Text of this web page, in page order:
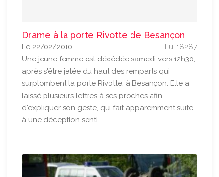
Drame à la porte Rivotte de Besançon
Lu: 18287
Le 22/02/2010
Une jeune femme est décédée samedi vers 12h30,
après s'être jetée du haut des remparts qui
surplombent la porte Rivotte, à Besançon. Elle a
laissé plusieurs lettres à ses proches afin
d'expliquer son geste, qui fait apparemment suite
à une déception senti...